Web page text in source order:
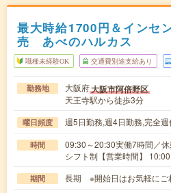
最大時給1700円＆インセ
売 あべのハルカス
職種未経験OK 交通費別途支給あり
勤務地 大阪府大阪市阿倍野区
天王寺駅から徒歩3分
曜日頻度 週5日勤務,週4日勤務,完全
時間
09:30～20:30実働7時間／
シフト制【営業時間】
期間 長期 ※開始日はお気軽にご